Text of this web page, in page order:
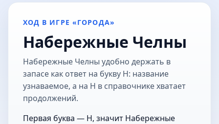
ХОД В ИГРЕ «ГОРОДА»
Набережные Челны
Набережные Челны удобно держать в
запасе как ответ на букву Н: название
узнаваемое, а на Н в справочнике хватает
продолжений.
Первая буква — Н, значит Набережные